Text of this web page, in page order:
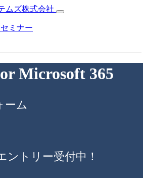
ミナー
Microsoft 365
ーム
ントリー受付中！